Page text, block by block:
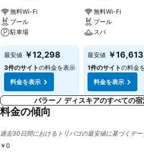
無料Wi-Fi
プール
駐車場
料金を表示
最安値 ￥12,298
3件のサイトの料金を表示
料金を表示
無料Wi-Fi
プール
スパ
料金を表示
最安値 ￥16,613
1件のサイトの料金
料金を表示
バラーノ ディスキアのすべての
料金の傾向
過去30日間におけるトリバゴの最安値に基づくデー
￥0